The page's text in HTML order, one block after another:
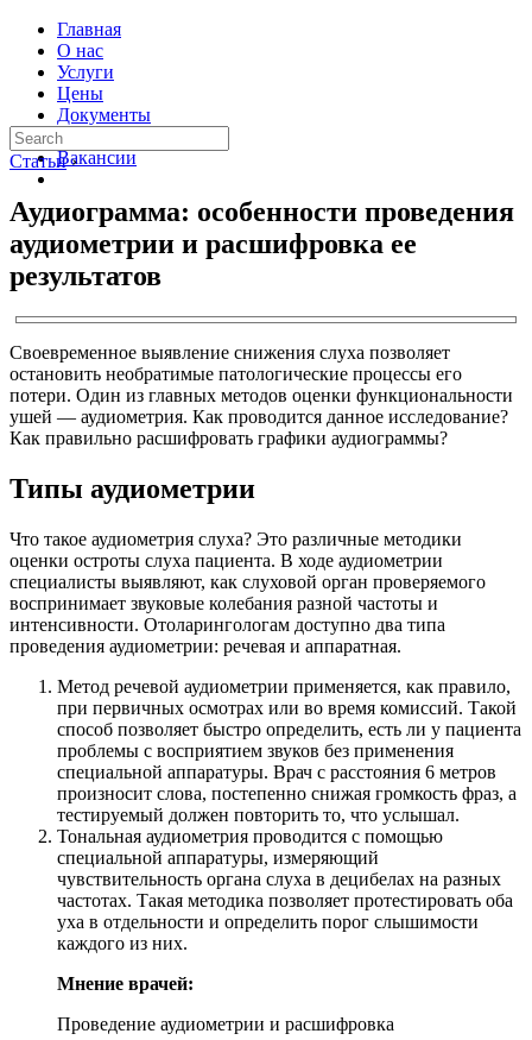
Главная
О нас
Услуги
Цены
Документы
Контакты
Вакансии
Статьи ›
Аудиограмма: особенности проведения
аудиометрии и расшифровка ее
результатов
Своевременное выявление снижения слуха позволяет
остановить необратимые патологические процессы его
потери. Один из главных методов оценки функциональности
ушей — аудиометрия. Как проводится данное исследование?
Как правильно расшифровать графики аудиограммы?
Типы аудиометрии
Что такое аудиометрия слуха? Это различные методики
оценки остроты слуха пациента. В ходе аудиометрии
специалисты выявляют, как слуховой орган проверяемого
воспринимает звуковые колебания разной частоты и
интенсивности. Отоларингологам доступно два типа
проведения аудиометрии: речевая и аппаратная.
Метод речевой аудиометрии применяется, как правило,
при первичных осмотрах или во время комиссий. Такой
способ позволяет быстро определить, есть ли у пациента
проблемы с восприятием звуков без применения
специальной аппаратуры. Врач с расстояния 6 метров
произносит слова, постепенно снижая громкость фраз, а
тестируемый должен повторить то, что услышал.
Тональная аудиометрия проводится с помощью
специальной аппаратуры, измеряющий
чувствительность органа слуха в децибелах на разных
частотах. Такая методика позволяет протестировать оба
уха в отдельности и определить порог слышимости
каждого из них.
Мнение врачей:
Проведение аудиометрии и расшифровка